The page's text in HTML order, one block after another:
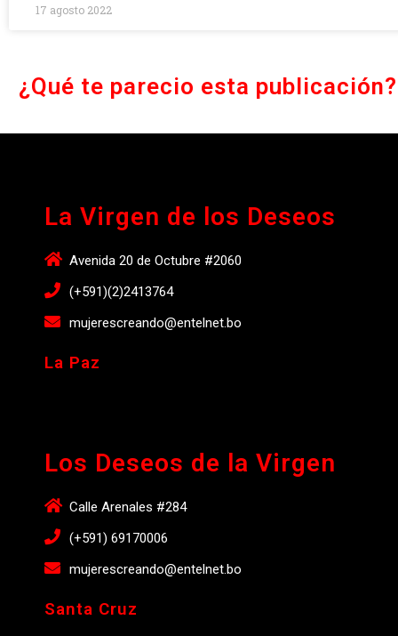
17 agosto 2022
¿Qué te parecio esta publicación?
La Virgen de los Deseos
Avenida 20 de Octubre #2060
(+591)(2)2413764
mujerescreando@entelnet.bo
La Paz
Los Deseos de la Virgen
Calle Arenales #284
(+591) 69170006
mujerescreando@entelnet.bo
Santa Cruz